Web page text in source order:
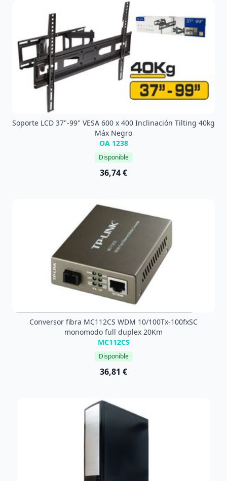
Soporte LCD 37"-99" VESA 600 x 400 Inclinación Tilting 40kg
Máx Negro
OA 1238
Disponible
36,74 €
Conversor fibra MC112CS WDM 10/100Tx-100fxSC
monomodo full duplex 20Km
MC112CS
Disponible
36,81 €